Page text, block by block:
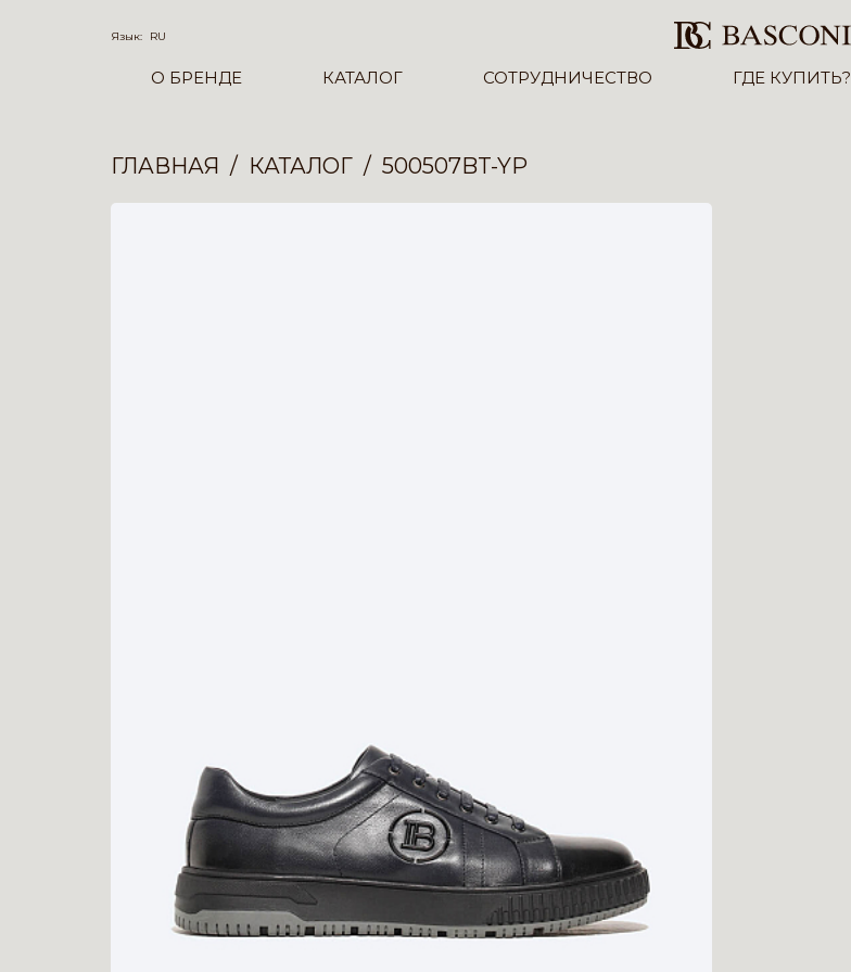
Язык: RU
О БРЕНДЕ КАТАЛОГ СОТРУДНИЧЕСТВО ГДЕ КУПИТЬ?
ГЛАВНАЯ КАТАЛОГ 500507BT-YP